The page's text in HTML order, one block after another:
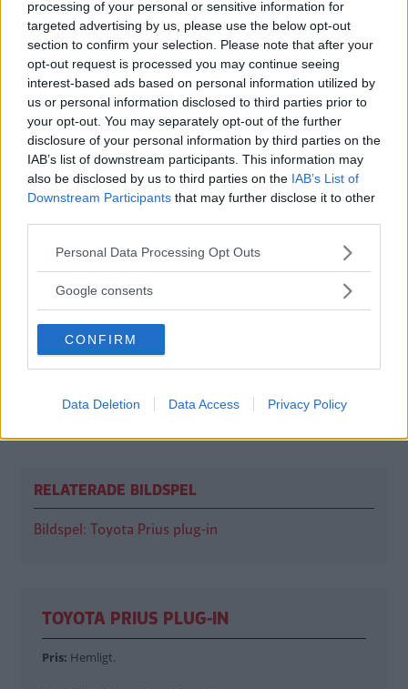
processing of your personal or sensitive information for
targeted advertising by us, please use the below opt-out
section to confirm your selection. Please note that after your
opt-out request is processed you may continue seeing
interest-based ads based on personal information utilized by
us or personal information disclosed to third parties prior to
your opt-out. You may separately opt-out of the further
disclosure of your personal information by third parties on the
IAB’s list of downstream participants. This information may
also be disclosed by us to third parties on the IAB’s List of
Downstream Participants that may further disclose it to other
Please note that this website/app uses one or more Google
not limited to your visit or usage behaviour. You may click to
use your data for below specified purposes in below Google
consent section.
Personal Data Processing Opt Outs
Google consents
CONFIRM
Data Deletion Data Access Privacy Policy
- Hm, säger ingenjör Tanaka tankfullt.
Det kanske kommer en knapp så småningom, när
laddhybriden är färdig att säljas. Nu ska den först
utvärderas i ett par år.
Toyota är försiktiga
Trots att andra tillverkare aviserar elbilar redan nu går
Toyota försiktigt fram.
- Testflottan ska hjälpa oss att utvärdera intresset för
eldrivna bilar och dessutom hjälpa oss att upptäcka
eventuella problem, säger ingenjör Tanaka.
Av de 600 provbilarna ska 100 köras av EU-folket i
Strasbourg. Till Sverige skickas två laddhybrider för
utvärdering av myndigheter och andra.
Diskutera: Blir Toyota Prius plug in framgångsrik när den
RELATERADE BILDSPEL
Bildspel: Toyota Prius plug-in
TOYOTA PRIUS PLUG-IN
Pris: Hemligt.